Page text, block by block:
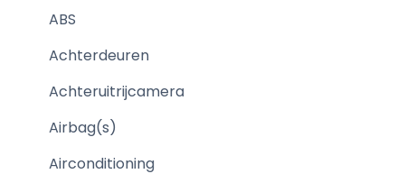
ABS
Achterdeuren
Achteruitrijcamera
Airbag(s)
Airconditioning